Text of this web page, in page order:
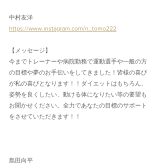
中村友洋
https://www.instagram.com/n_tomo222
【メッセージ】
今までトレーナーや病院勤務で運動選手や一般の方
の目標や夢のお手伝いをしてきました！皆様の喜び
が私の喜びとなります！！ダイエットはもちろん、
姿勢を良くしたい、動ける体になりたい等の要望も
お聞かせください。全力であなたの目標のサポート
をさせていただきます！！
島田向平